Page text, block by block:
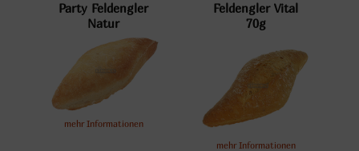
Party Feldengler
Natur
mehr Informationen
Feldengler Vital
70g
mehr Informationen